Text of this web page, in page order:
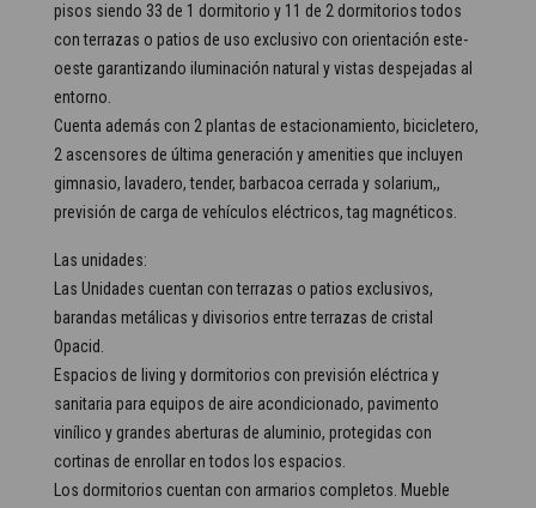
pisos siendo 33 de 1 dormitorio y 11 de 2 dormitorios todos
con terrazas o patios de uso exclusivo con orientación este-
oeste garantizando iluminación natural y vistas despejadas al
entorno.
Cuenta además con 2 plantas de estacionamiento, bicicletero,
2 ascensores de última generación y amenities que incluyen
gimnasio, lavadero, tender, barbacoa cerrada y solarium,,
previsión de carga de vehículos eléctricos, tag magnéticos.
Las unidades:
Las Unidades cuentan con terrazas o patios exclusivos,
barandas metálicas y divisorios entre terrazas de cristal
Opacid.
Espacios de living y dormitorios con previsión eléctrica y
sanitaria para equipos de aire acondicionado, pavimento
vinílico y grandes aberturas de aluminio, protegidas con
cortinas de enrollar en todos los espacios.
Los dormitorios cuentan con armarios completos. Mueble